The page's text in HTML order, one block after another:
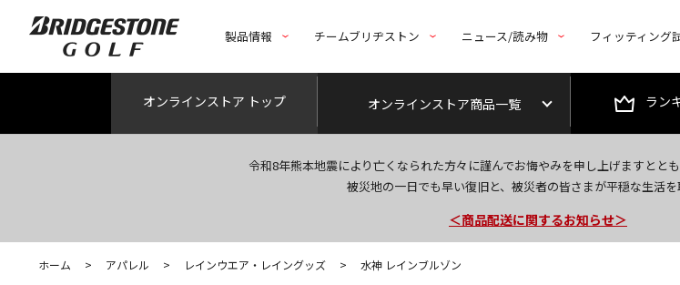
製品情報 チームブリヂストン ニュース/読み物 フィッティング
オンラインストア トップ オンラインストア商品一覧 ラン
令和8年熊本地震により亡くなられた方々に謹んでお悔やみを申し上げますとと
被災地の一日でも早い復旧と、被災者の皆さまが平穏な生活を
今なら新規会員登録で1,000円OFFクー
＜商品配送に関するお知らせ＞
＜夏季休暇中のご注文・発送・お問い合
ホーム > アパレル > レインウエア・レイングッズ > 水神 レインブルゾン